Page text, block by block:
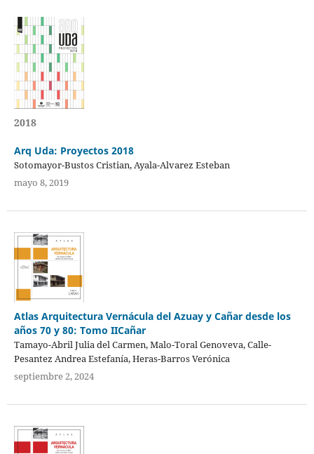
2018
Arq Uda: Proyectos 2018
Sotomayor-Bustos Cristian, Ayala-Alvarez Esteban
mayo 8, 2019
Atlas Arquitectura Vernácula del Azuay y Cañar desde los
años 70 y 80: Tomo IICañar
Tamayo-Abril Julia del Carmen, Malo-Toral Genoveva, Calle-
Pesantez Andrea Estefanía, Heras-Barros Verónica
septiembre 2, 2024